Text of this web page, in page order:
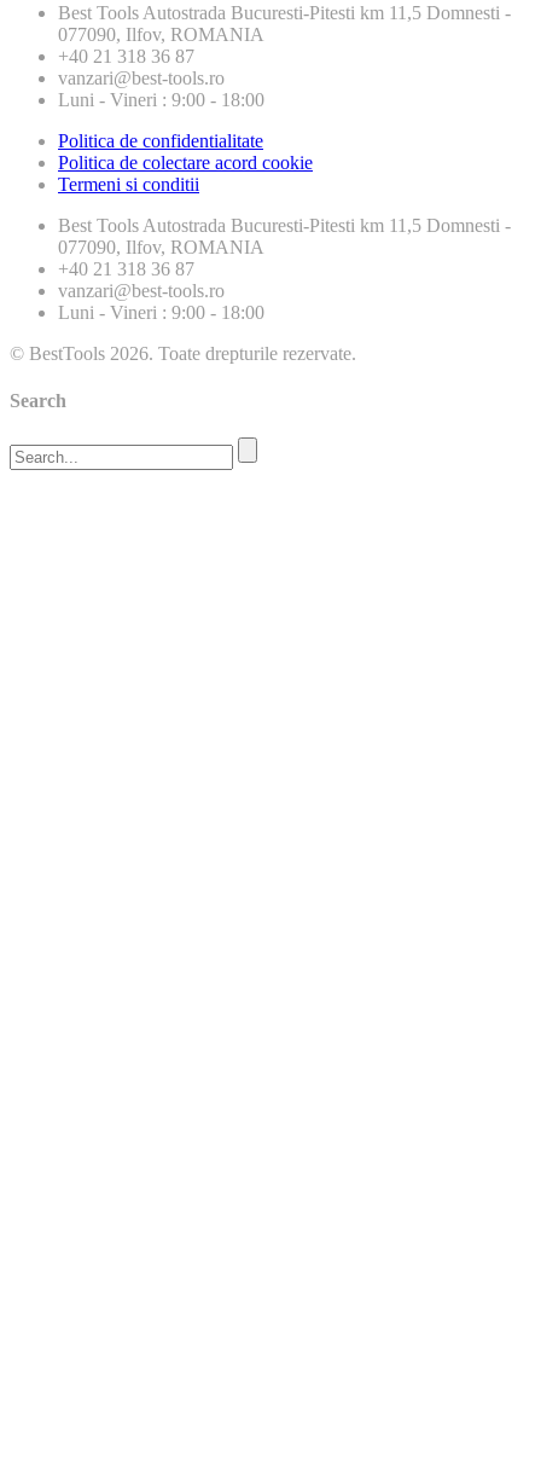
Best Tools Autostrada Bucuresti-Pitesti km 11,5 Domnesti -
077090, Ilfov, ROMANIA
+40 21 318 36 87
vanzari@best-tools.ro
Luni - Vineri : 9:00 - 18:00
Politica de confidentialitate
Politica de colectare acord cookie
Termeni si conditii
Best Tools Autostrada Bucuresti-Pitesti km 11,5 Domnesti -
077090, Ilfov, ROMANIA
+40 21 318 36 87
vanzari@best-tools.ro
Luni - Vineri : 9:00 - 18:00
© BestTools 2026. Toate drepturile rezervate.
Search